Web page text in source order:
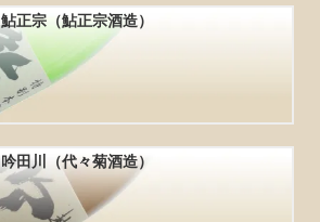
鮎正宗（鮎正宗酒造）
吟田川（代々菊酒造）